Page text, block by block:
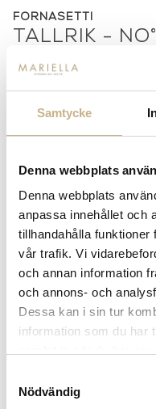
Samtycke
Denna webbplats
Denna webbplats
anpassa innehållet och
tillhandahålla
vår trafik. Vi
och annan information
och annons- och
Dessa kan i sin tur
information som du har
Nödvändig
FORNASETTI
TALLRIK -
1.850
+
Leverans inom 3-5
Få10% välkomstrabatt
nyhetsbrev
Fri frakt på mindra
900:- i frakt vid köp av
Hämta i butik
FRÅGA OSS OM PRODUKTEN
DESCRIPTION